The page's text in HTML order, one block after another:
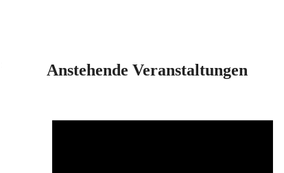
Anstehende Veranstaltungen